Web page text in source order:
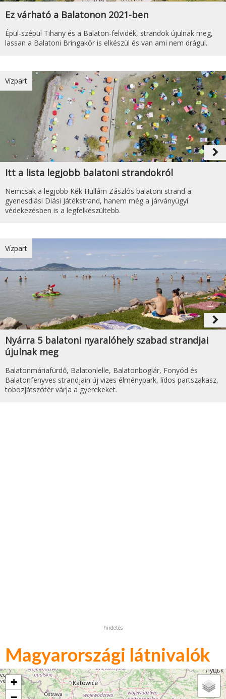
Ez várható a Balatonon 2021-ben
Épül-szépül Tihany és a Balaton-felvidék, strandok újulnak meg,
lassan a Balatoni Bringakör is elkészül és van ami nem drágul.
Vízpart
navigate_next
Itt a lista legjobb balatoni strandokról
Nemcsak a legjobb Kék Hullám Zászlós balatoni strand a
gyenesdiási Diási Játékstrand, hanem még a járványügyi
védekezésben is a legfelkészültebb.
Vízpart
navigate_next
Nyárra 5 balatoni nyaralóhely szabad strandjai
újulnak meg
Balatonmáriafürdő, Balatonlelle, Balatonboglár, Fonyód és
Balatonfenyves strandjain új vizes élménypark, lídos partszakasz,
tobozjátszótér várja a gyerekeket.
hirdetés
Magyarországi látnivalók
+